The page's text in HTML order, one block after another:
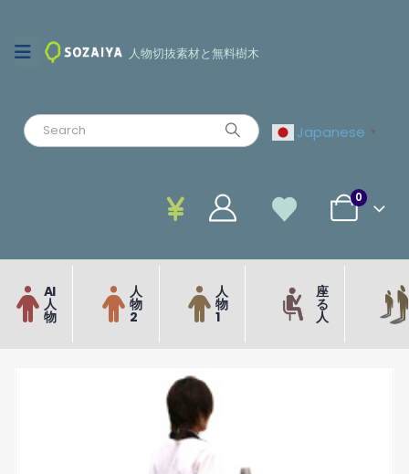
人物切抜素材と無料樹木
Japanese ▼
0
AI
人
物
人
物
2
人
物
1
座
る
人